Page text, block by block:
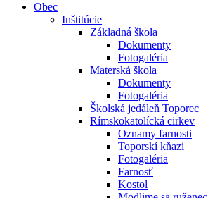
Obec
Inštitúcie
Základná škola
Dokumenty
Fotogaléria
Materská škola
Dokumenty
Fotogaléria
Školská jedáleň Toporec
Rímskokatolícká cirkev
Oznamy farnosti
Toporskí kňazi
Fotogaléria
Farnosť
Kostol